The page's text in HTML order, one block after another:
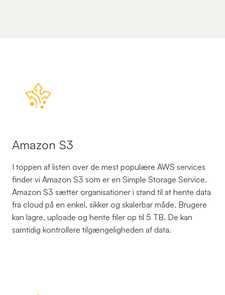
Amazon S3
I toppen af listen over de mest populære AWS services
finder vi Amazon S3 som er en Simple Storage Service.
Amazon S3 sætter organisationer i stand til at hente data
fra cloud på en enkel, sikker og skalerbar måde. Brugere
kan lagre, uploade og hente filer op til 5 TB. De kan
samtidig kontrollere tilgængeligheden af data.